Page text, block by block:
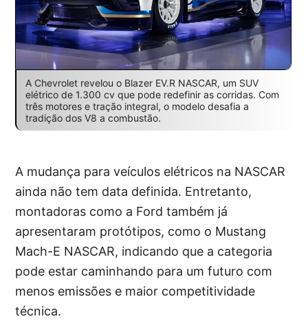
A Chevrolet revelou o Blazer EV.R NASCAR, um SUV
elétrico de 1.300 cv que pode redefinir as corridas. Com
três motores e tração integral, o modelo desafia a
tradição dos V8 a combustão.
A mudança para veículos elétricos na NASCAR
ainda não tem data definida. Entretanto,
montadoras como a Ford também já
apresentaram protótipos, como o Mustang
Mach-E NASCAR, indicando que a categoria
pode estar caminhando para um futuro com
menos emissões e maior competitividade
técnica.